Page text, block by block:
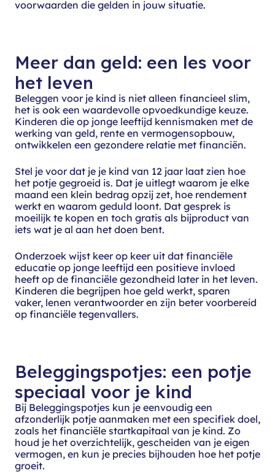
voorwaarden die gelden in jouw situatie.
Meer dan geld: een les voor
het leven
Beleggen voor je kind is niet alleen financieel slim,
het is ook een waardevolle opvoedkundige keuze.
Kinderen die op jonge leeftijd kennismaken met de
werking van geld, rente en vermogensopbouw,
ontwikkelen een gezondere relatie met financiën.
Stel je voor dat je je kind van 12 jaar laat zien hoe
het potje gegroeid is. Dat je uitlegt waarom je elke
maand een klein bedrag opzij zet, hoe rendement
werkt en waarom geduld loont. Dat gesprek is
moeilijk te kopen en toch gratis als bijproduct van
iets wat je al aan het doen bent.
Onderzoek wijst keer op keer uit dat financiële
educatie op jonge leeftijd een positieve invloed
heeft op de financiële gezondheid later in het leven.
Kinderen die begrijpen hoe geld werkt, sparen
vaker, lenen verantwoorder en zijn beter voorbereid
op financiële tegenvallers.
Beleggingspotjes: een potje
speciaal voor je kind
Bij Beleggingspotjes kun je eenvoudig een
afzonderlijk potje aanmaken met een specifiek doel,
zoals het financiële startkapitaal van je kind. Zo
houd je het overzichtelijk, gescheiden van je eigen
vermogen, en kun je precies bijhouden hoe het potje
groeit.